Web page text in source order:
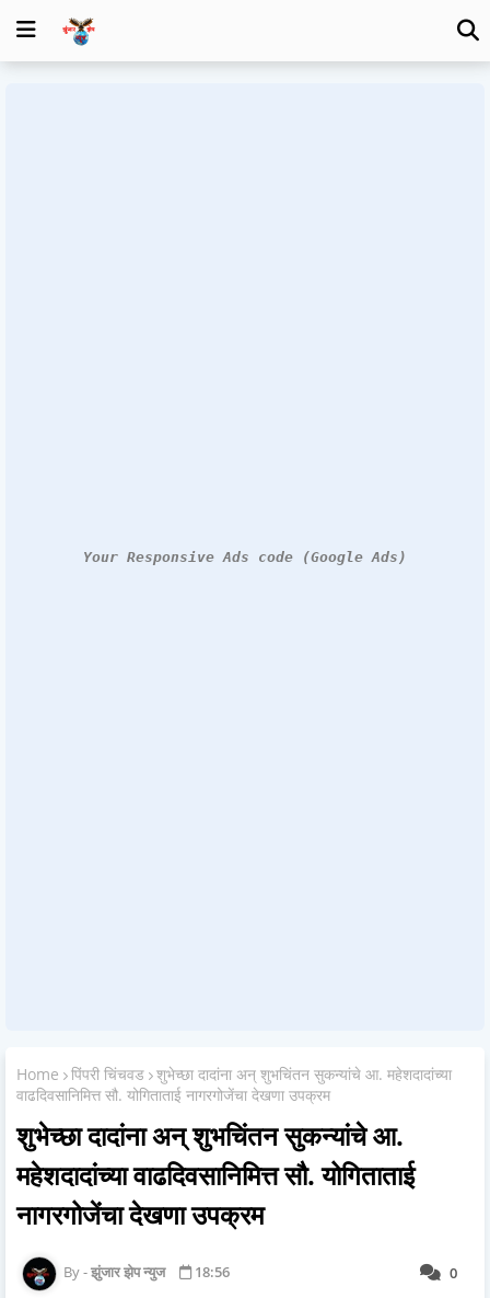
Your Responsive Ads code (Google Ads)
Home पिंपरी चिंचवड शुभेच्छा दादांना अन् शुभचिंतन सुकन्यांचे आ. महेशदादांच्या
वाढदिवसानिमित्त सौ. योगिताताई नागरगोजेंचा देखणा उपक्रम
शुभेच्छा दादांना अन् शुभचिंतन सुकन्यांचे आ.
महेशदादांच्या वाढदिवसानिमित्त सौ. योगिताताई
नागरगोजेंचा देखणा उपक्रम
0
झुंजार झेप न्युज 18:56